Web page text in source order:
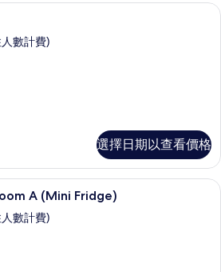
羽絨被、舒適加層、迷你吧、客房內保
數計費)
選擇日期以查看價格
羽絨被、舒適加層、迷你吧、客房內保
A (Mini Fridge)
數計費)